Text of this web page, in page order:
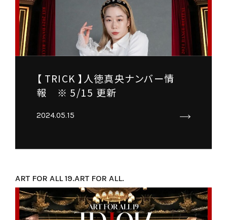
【 TRICK 】人徳真央ナンバー情
報 ※ 5/15 更新
2024.05.15
ART FOR ALL 19.ART FOR ALL.